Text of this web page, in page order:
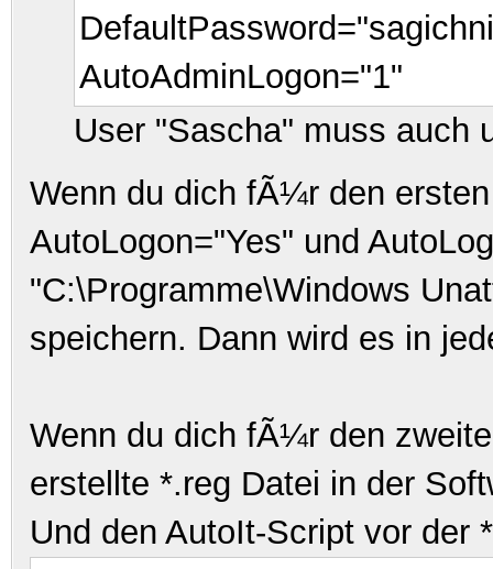
AutoAdminLogon="1"
User "Sascha" muss auch
Wenn du dich fÃ¼r den
AutoLogon="Yes" und
"C:\Programme\Windows
speichern. Dann wird es in
Wenn du dich fÃ¼r den
erstellte *.reg Datei in der
Und den AutoIt-Script vor der